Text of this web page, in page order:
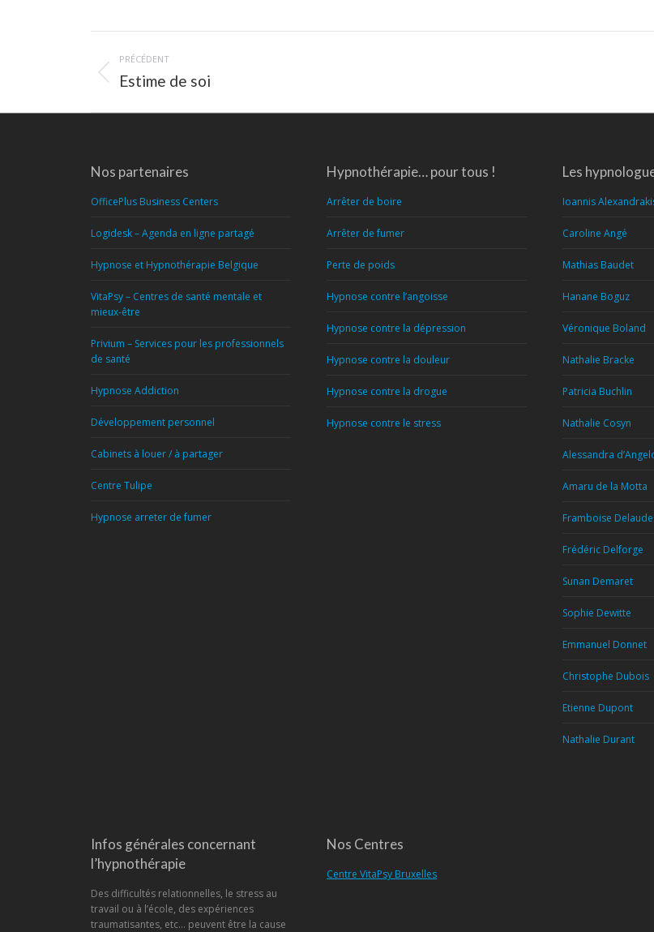
articlePRÉCÉDENT
Article
:
Estime de soi
:
Nos partenaires
OfficePlus Business Centers
Logidesk – Agenda en ligne partagé
Hypnose et Hypnothérapie Belgique
VitaPsy – Centres de santé mentale et
mieux-être
Privium – Services pour les professionnels
de santé
Hypnose Addiction
Développement personnel
Cabinets à louer / à partager
Centre Tulipe
Hypnose arreter de fumer
Hypnothérapie… pour tous !
Arrêter de boire
Arrêter de fumer
Perte de poids
Hypnose contre l’angoisse
Hypnose contre la dépression
Hypnose contre la douleur
Hypnose contre la drogue
Hypnose contre le stress
Les
Ioannis
Caroline Angé
Mathias Baudet
Hanane Boguz
Véronique Boland
Nathalie Bracke
Patricia Buchlin
Nathalie Cosyn
Alessandra
Amaru de la Motta
Framboise Delaude
Frédéric Delforge
Sunan Demaret
Sophie Dewitte
Emmanuel Donnet
Christophe Dubois
Etienne Dupont
Nathalie Durant
Infos générales concernant
l’hypnothérapie
Des difficultés relationnelles, le stress au
travail ou à l’école, des expériences
traumatisantes, etc… peuvent être la cause
Nos Centres
Centre VitaPsy Bruxelles